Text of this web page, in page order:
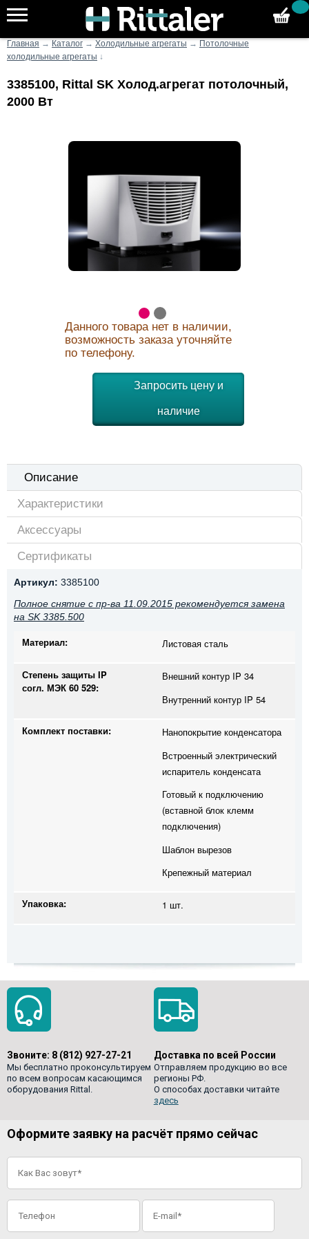
Главная → Каталог → Холодильные агрегаты →
Потолочные
холодильные агрегаты ↓
3385100, Rittal SK Холод.агрегат потолочный,
2000 Вт
Данного товара нет в наличии,
возможность заказа уточняйте
по телефону.
Запросить цену и
наличие
Описание
Характеристики
Аксессуары
Сертификаты
Артикул: 3385100
Полное снятие с пр-ва 11.09.2015 рекомендуется замена
на SK 3385.500
Материал: Листовая сталь
Степень защиты IP
согл. МЭК 60 529:
Внешний контур IP 34
Внутренний контур IP 54
Комплект поставки:
Нанопокрытие конденсатора
Встроенный электрический
испаритель конденсата
Готовый к подключению
(вставной блок клемм
подключения)
Шаблон вырезов
Крепежный материал
Упаковка: 1 шт.
Звоните: 8 (812) 927-27-21
Мы бесплатно проконсультируем
по всем вопросам касающимся
оборудования Rittal.
Доставка по всей России
Отправляем продукцию во все
регионы РФ.
О способах доставки читайте
здесь
Оформите заявку на расчёт прямо сейчас